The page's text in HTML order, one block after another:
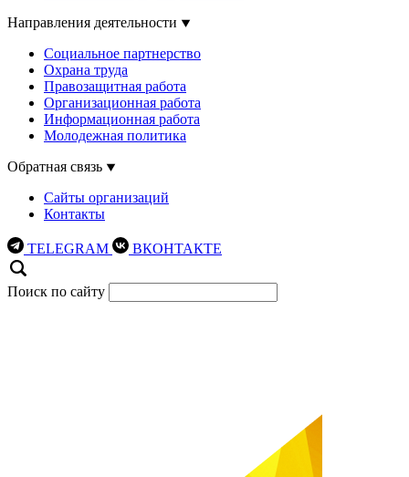
Направления деятельности
Социальное партнерство
Охрана труда
Правозащитная работа
Организационная работа
Информационная работа
Молодежная политика
Обратная связь
Сайты организаций
Контакты
TELEGRAM ВКОНТАКТЕ
Поиск по сайту